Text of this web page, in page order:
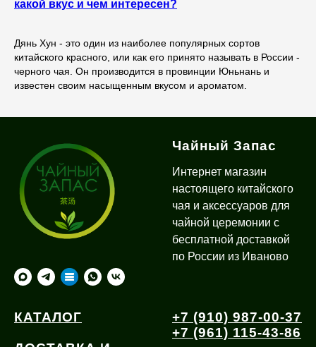
какой вкус и чем интересен?
Дянь Хун - это один из наиболее популярных сортов
китайского красного, или как его принято называть в России -
черного чая. Он производится в провинции Юньнань и
известен своим насыщенным вкусом и ароматом.
Чайный Запас
Интернет магазин
настоящего китайского
чая и аксессуаров для
чайной церемонии с
бесплатной доставкой
по России из Иваново
КАТАЛОГ
+7 (910) 987-00-37
+7 (961) 115-43-86